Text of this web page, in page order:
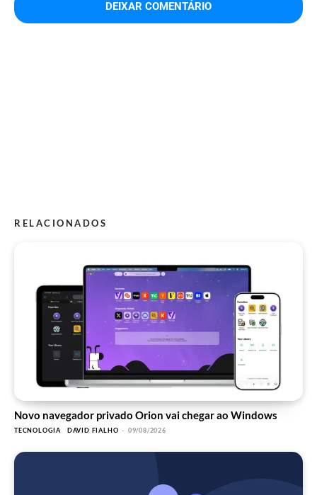
RELACIONADOS
Novo navegador privado Orion vai chegar ao Windows
TECNOLOGIA DAVID FIALHO - 09/08/2026